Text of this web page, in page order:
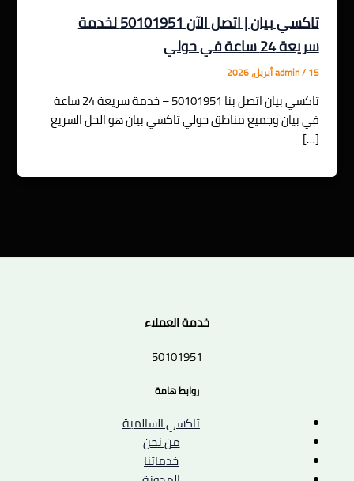
تاكسي بيان | اتصل الآن 50101951 لخدمة
سريعة 24 ساعة في حولي
admin/15 أبريل، 2026
تاكسي بيان اتصل بنا 50101951 – خدمة سريعة 24 ساعة
في بيان وجميع مناطق حولي تاكسي بيان هو الحل السريع
[…]
خدمة العملاء
50101951
روابط هامة
تاكسي السالمية
من نحن
خدماتنا